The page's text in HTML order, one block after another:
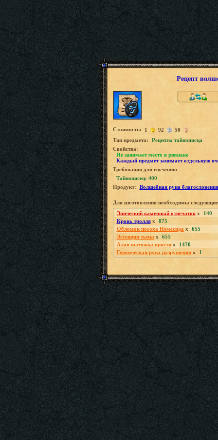
Рецепт
Стоимость: 1 92
50
Tип предмета:
Рецепты тайнописца
Свойства:
Не занимает место в рюкзаке
Каждый предмет занимает отдельную
Требования для изучения:
Тайнописец: 400
Продукт:
Волшебная руна благословения
Для изготовления необходимы
Эпический каменный отпечатокx
140
Кровь тролляx
875
Обломок посоха Немесида x
655
Эссенция тьмы x
655
Алая вытяжка яростиx
1470
Героическая руна разрушенияx 1